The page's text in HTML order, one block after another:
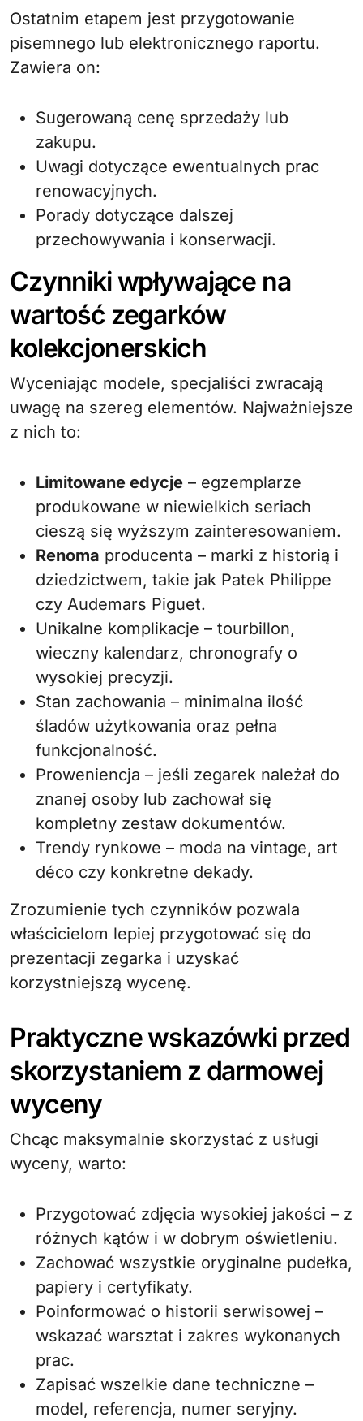
Ostatnim etapem jest przygotowanie
pisemnego lub elektronicznego raportu.
Zawiera on:
Sugerowaną cenę sprzedaży lub
zakupu.
Uwagi dotyczące ewentualnych prac
renowacyjnych.
Porady dotyczące dalszej
przechowywania i konserwacji.
Czynniki wpływające na
wartość zegarków
kolekcjonerskich
Wyceniając modele, specjaliści zwracają
uwagę na szereg elementów. Najważniejsze
z nich to:
Limitowane edycje – egzemplarze
produkowane w niewielkich seriach
cieszą się wyższym zainteresowaniem.
Renoma producenta – marki z historią i
dziedzictwem, takie jak Patek Philippe
czy Audemars Piguet.
Unikalne komplikacje – tourbillon,
wieczny kalendarz, chronografy o
wysokiej precyzji.
Stan zachowania – minimalna ilość
śladów użytkowania oraz pełna
funkcjonalność.
Proweniencja – jeśli zegarek należał do
znanej osoby lub zachował się
kompletny zestaw dokumentów.
Trendy rynkowe – moda na vintage, art
déco czy konkretne dekady.
Zrozumienie tych czynników pozwala
właścicielom lepiej przygotować się do
prezentacji zegarka i uzyskać
korzystniejszą wycenę.
Praktyczne wskazówki przed
skorzystaniem z darmowej
wyceny
Chcąc maksymalnie skorzystać z usługi
wyceny, warto:
Przygotować zdjęcia wysokiej jakości – z
różnych kątów i w dobrym oświetleniu.
Zachować wszystkie oryginalne pudełka,
papiery i certyfikaty.
Poinformować o historii serwisowej –
wskazać warsztat i zakres wykonanych
prac.
Zapisać wszelkie dane techniczne –
model, referencja, numer seryjny.